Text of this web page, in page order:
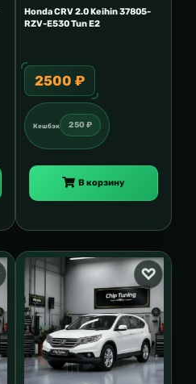
Honda CRV 2.0 Keihin 37805-
RZV-E530 Tun E2
2500 ₽
Кешбэк 250 ₽
В корзину